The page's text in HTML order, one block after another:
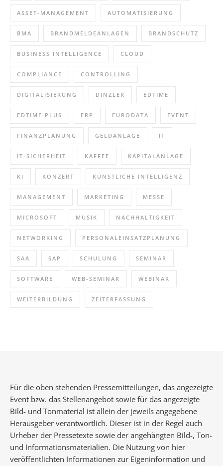
ASSET-MANAGEMENT AUTOMATISIERUNG
BMA BRANDMELDEANLAGEN BRANDSCHUTZ
BUSINESS INTELLIGENCE CLOUD
COMPLIANCE CONTROLLING
DIGITALISIERUNG DINZLER EDTIME
EDTIME PLUS ERP EURODATA EVENT
FINANZPLANUNG GELDANLAGE IT
IT-SICHERHEIT KAFFEE KAPITALANLAGE
KI KONZERT KÜNSTLICHE INTELLIGENZ
MANAGEMENT MARKETING MESSE
MICROSOFT MUSIK NACHHALTIGKEIT
NETWORKING PERSONALEINSATZPLANUNG
SAA SAP SCHULUNG SEMINAR
SOFTWARE WEB-SEMINAR WEBINAR
WEITERBILDUNG ZEITERFASSUNG
Für die oben stehenden Pressemitteilungen, das angezeigte
Event bzw. das Stellenangebot sowie für das angezeigte
Bild- und Tonmaterial ist allein der jeweils angegebene
Herausgeber verantwortlich. Dieser ist in der Regel auch
Urheber der Pressetexte sowie der angehängten Bild-, Ton-
und Informationsmaterialien. Die Nutzung von hier
veröffentlichten Informationen zur Eigeninformation und